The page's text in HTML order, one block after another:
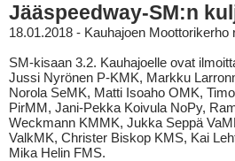
Jääspeedway-SM:n
18.01.2018 - Kauhajoen Moottorikerho
SM-kisaan 3.2. Kauhajoelle ovat
Jussi Nyrönen P-KMK, Markku
Norola SeMK, Matti Isoaho OMK,
PirMM, Jani-Pekka Koivula NoPy,
Weckmann KMMK, Jukka Seppä
ValkMK, Christer Biskop KMS, Kai
Mika Helin FMS.